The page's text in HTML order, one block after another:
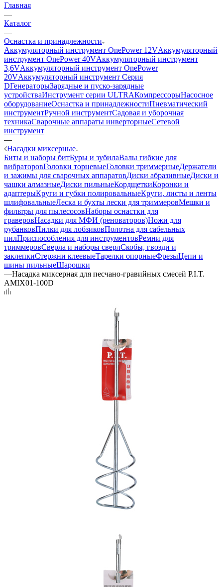
Главная
—
Каталог
—
Оснастка и принадлежности
Аккумуляторный инструмент OnePower 12VАккумуляторный
инструмент OnePower 40VАккумуляторный инструмент
3,6VАккумуляторный инструмент OnePower
20VАккумуляторный инструмент Серия
DГенераторыЗарядные и пуско-зарядные
устройстваИнструмент серии ULTRAКомпрессорыНасосное
оборудованиеОснастка и принадлежностиПневматический
инструментРучной инструментСадовая и уборочная
техникаСварочные аппараты инверторныеСетевой
инструмент
—
Насадки миксерные
Биты и наборы битБуры и зубилаВалы гибкие для
вибраторовГоловки торцевыеГоловки триммерныеДержатели
и зажимы для сварочных аппаратовДиски абразивныеДиски и
чашки алмазныеДиски пильныеКордщеткиКоронки и
адаптерыКруги и губки полировальныеКруги, листы и ленты
шлифовальныеЛеска и бухты лески для триммеровМешки и
фильтры для пылесосовНаборы оснастки для
граверовНасадки для МФИ (реноваторов)Ножи для
рубанковПилки для лобзиковПолотна для сабельных
пилПриспособления для инструментовРемни для
триммеровСверла и наборы сверлСкобы, гвозди и
заклепкиСтержни клеевыеТарелки опорныеФрезыЦепи и
шины пильныеШарошки
—Насадка миксерная для песчано-гравийных смесей P.I.T.
AMIX01-100D